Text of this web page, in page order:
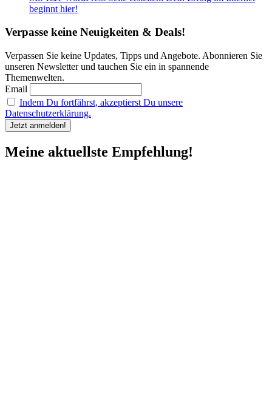
beginnt hier!
Verpasse keine Neuigkeiten & Deals!
Verpassen Sie keine Updates, Tipps und Angebote. Abonnieren Sie
unseren Newsletter und tauchen Sie ein in spannende
Themenwelten.
Email
Indem Du fortfährst, akzeptierst Du unsere
Datenschutzerklärung.
Meine aktuellste Empfehlung!